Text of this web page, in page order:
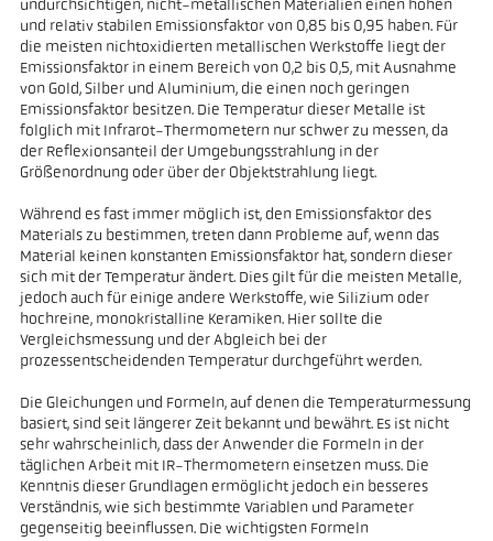
undurchsichtigen, nicht-metallischen Materialien einen hohen
und relativ stabilen Emissionsfaktor von 0,85 bis 0,95 haben. Für
die meisten nichtoxidierten metallischen Werkstoffe liegt der
Emissionsfaktor in einem Bereich von 0,2 bis 0,5, mit Ausnahme
von Gold, Silber und Aluminium, die einen noch geringen
Emissionsfaktor besitzen. Die Temperatur dieser Metalle ist
folglich mit Infrarot-Thermometern nur schwer zu messen, da
der Reflexionsanteil der Umgebungsstrahlung in der
Größenordnung oder über der Objektstrahlung liegt.
Während es fast immer möglich ist, den Emissionsfaktor des
Materials zu bestimmen, treten dann Probleme auf, wenn das
Material keinen konstanten Emissionsfaktor hat, sondern dieser
sich mit der Temperatur ändert. Dies gilt für die meisten Metalle,
jedoch auch für einige andere Werkstoffe, wie Silizium oder
hochreine, monokristalline Keramiken. Hier sollte die
Vergleichsmessung und der Abgleich bei der
prozessentscheidenden Temperatur durchgeführt werden.
Die Gleichungen und Formeln, auf denen die Temperaturmessung
basiert, sind seit längerer Zeit bekannt und bewährt. Es ist nicht
sehr wahrscheinlich, dass der Anwender die Formeln in der
täglichen Arbeit mit IR-Thermometern einsetzen muss. Die
Kenntnis dieser Grundlagen ermöglicht jedoch ein besseres
Verständnis, wie sich bestimmte Variablen und Parameter
gegenseitig beeinflussen. Die wichtigsten Formeln